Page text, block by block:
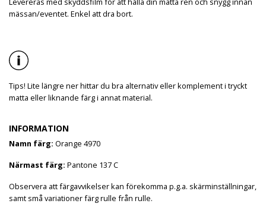
mässan/eventet. Enkel att dra bort.
Tips! Lite längre ner hittar du bra alternativ eller komplement i tryckt
matta eller liknande färg i annat material.
INFORMATION
Namn färg: Orange 4970
Närmast färg: Pantone 137 C
Observera att färgavvikelser kan förekomma p.g.a. skärminställningar,
samt små variationer färg rulle från rulle.